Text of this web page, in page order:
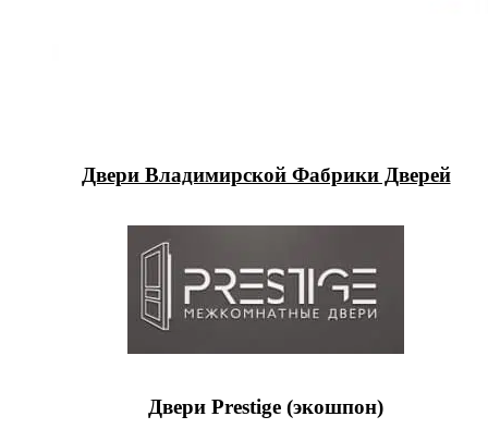
Двери Владимирской Фабрики Дверей
Двери Prestige (экошпон)